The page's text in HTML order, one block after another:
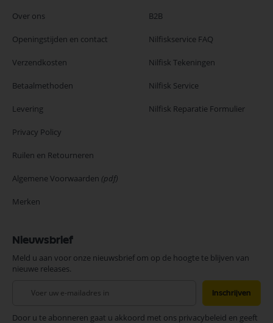
Over ons
Openingstijden en contact
Verzendkosten
Betaalmethoden
Levering
Privacy Policy
Ruilen en Retourneren
Algemene Voorwaarden (pdf)
Merken
B2B
Nilfiskservice FAQ
Nilfisk Tekeningen
Nilfisk Service
Nilfisk Reparatie Formulier
Nieuwsbrief
Meld u aan voor onze nieuwsbrief om op de hoogte te blijven van
nieuwe releases.
onze
Inschrijven
Door u te abonneren gaat u akkoord met ons privacybeleid en geeft